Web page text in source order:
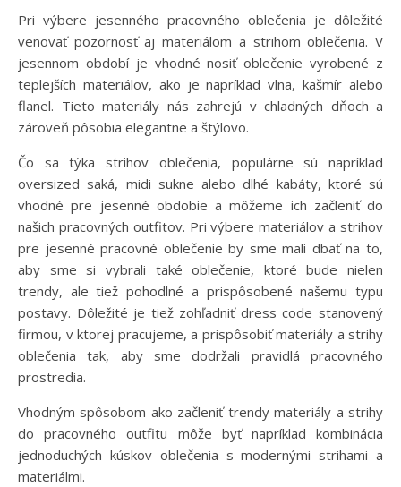
Pri výbere jesenného pracovného oblečenia je dôležité
venovať pozornosť aj materiálom a strihom oblečenia. V
jesennom období je vhodné nosiť oblečenie vyrobené z
teplejších materiálov, ako je napríklad vlna, kašmír alebo
flanel. Tieto materiály nás zahrejú v chladných dňoch a
zároveň pôsobia elegantne a štýlovo.
Čo sa týka strihov oblečenia, populárne sú napríklad
oversized saká, midi sukne alebo dlhé kabáty, ktoré sú
vhodné pre jesenné obdobie a môžeme ich začleniť do
našich pracovných outfitov. Pri výbere materiálov a strihov
pre jesenné pracovné oblečenie by sme mali dbať na to,
aby sme si vybrali také oblečenie, ktoré bude nielen
trendy, ale tiež pohodlné a prispôsobené našemu typu
postavy. Dôležité je tiež zohľadniť dress code stanovený
firmou, v ktorej pracujeme, a prispôsobiť materiály a strihy
oblečenia tak, aby sme dodržali pravidlá pracovného
prostredia.
Vhodným spôsobom ako začleniť trendy materiály a strihy
do pracovného outfitu môže byť napríklad kombinácia
jednoduchých kúskov oblečenia s modernými strihami a
materiálmi.